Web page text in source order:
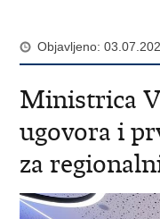
Objavljeno:
Ministrica
ugovora i
za